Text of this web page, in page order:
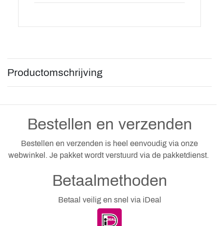
Productomschrijving
Bestellen en verzenden
Bestellen en verzenden is heel eenvoudig via onze
webwinkel. Je pakket wordt verstuurd via de pakketdienst.
Betaalmethoden
Betaal veilig en snel via iDeal